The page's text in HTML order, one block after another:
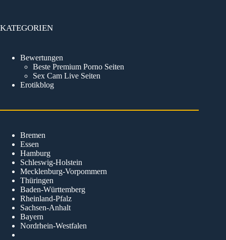
KATEGORIEN
Bewertungen
Beste Premium Porno Seiten
Sex Cam Live Seiten
Erotikblog
Bremen
Essen
Hamburg
Schleswig-Holstein
Mecklenburg-Vorpommern
Thüringen
Baden-Württemberg
Rheinland-Pfalz
Sachsen-Anhalt
Bayern
Nordrhein-Westfalen